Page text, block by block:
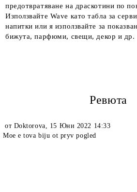
предотвратяване на драскотини по
Използвайте Wave като табла за
напитки или я използвайте за
бижута, парфюми, свещи, декор и др.
Ревюта
от Doktorova, 15 Юни 2022 14:33
Moe e tova biju ot pryv pogled